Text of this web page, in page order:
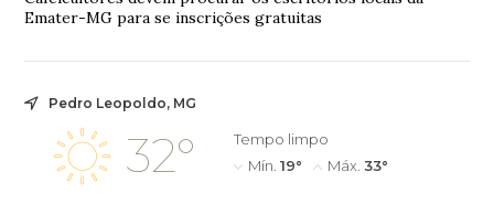
Emater-MG para se inscrições gratuitas
Pedro Leopoldo, MG
32°
Tempo limpo
Mín. 19° Máx. 33°